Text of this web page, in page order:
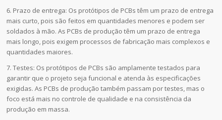
6. Prazo de entrega: Os protótipos de PCBs têm um prazo de entrega
mais curto, pois são feitos em quantidades menores e podem ser
soldados à mão. As PCBs de produção têm um prazo de entrega
mais longo, pois exigem processos de fabricação mais complexos e
quantidades maiores.
7. Testes: Os protótipos de PCBs são amplamente testados para
garantir que o projeto seja funcional e atenda às especificações
exigidas. As PCBs de produção também passam por testes, mas o
foco está mais no controle de qualidade e na consistência da
produção em massa.